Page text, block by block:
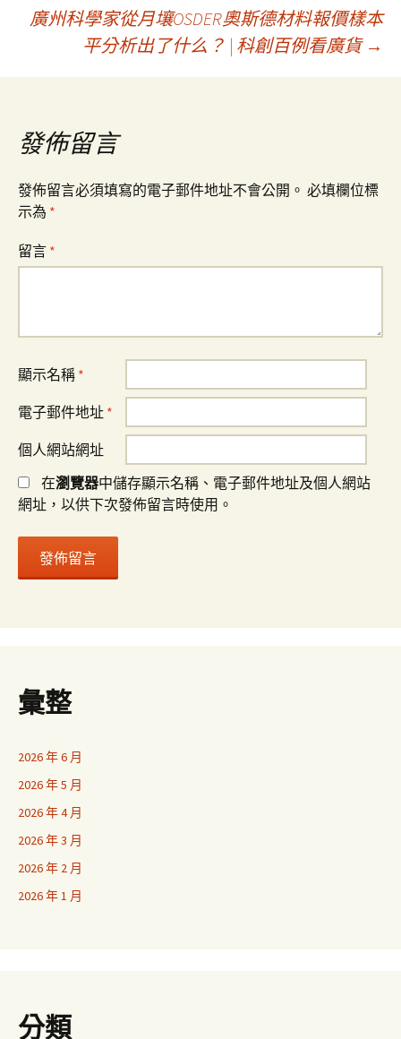
章
導
覽
廣州科學家從月壤OSDER奧斯德材料報價樣本
平分析出了什么？ | 科創百例看廣貨 →
發佈留言
發佈留言必須填寫的電子郵件地址不會公開。 必填欄位標
示為 *
留言 *
顯示名稱 *
電子郵件地址 *
個人網站網址
在瀏覽器中儲存顯示名稱、電子郵件地址及個人網站
網址，以供下次發佈留言時使用。
彙整
2026 年 6 月
2026 年 5 月
2026 年 4 月
2026 年 3 月
2026 年 2 月
2026 年 1 月
分類